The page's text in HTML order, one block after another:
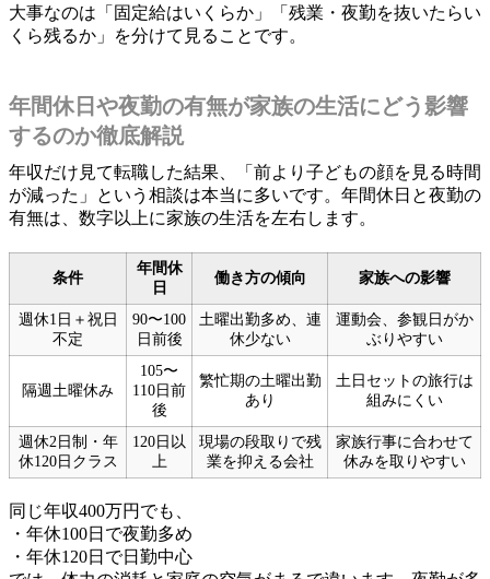
大事なのは「固定給はいくらか」「残業・夜勤を抜いたらい
くら残るか」を分けて見ることです。
年間休日や夜勤の有無が家族の生活にどう影響
するのか徹底解説
年収だけ見て転職した結果、「前より子どもの顔を見る時間
が減った」という相談は本当に多いです。年間休日と夜勤の
有無は、数字以上に家族の生活を左右します。
条件
年間休
日
働き方の傾向 家族への影響
週休1日＋祝日
不定
90〜100
日前後
土曜出勤多め、連
休少ない
運動会、参観日がか
ぶりやすい
隔週土曜休み
105〜
110日前
後
繁忙期の土曜出勤
あり
土日セットの旅行は
組みにくい
週休2日制・年
休120日クラス
120日以
上
現場の段取りで残
業を抑える会社
家族行事に合わせて
休みを取りやすい
同じ年収400万円でも、
・年休100日で夜勤多め
・年休120日で日勤中心